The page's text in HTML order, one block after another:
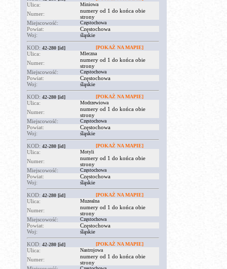
Ulica: Miniowa
Numer:
numery od 1 do końca obie
strony
Miejscowość:
Częstochowa
Powiat:
Częstochowa
Woj:
śląskie
KOD: 42-280 [id] [POKAŻ NA MAPIE]
Ulica: Mleczna
Numer:
numery od 1 do końca obie
strony
Miejscowość:
Częstochowa
Powiat:
Częstochowa
Woj:
śląskie
KOD: 42-280 [id] [POKAŻ NA MAPIE]
Ulica: Modrzewiowa
Numer:
numery od 1 do końca obie
strony
Miejscowość:
Częstochowa
Powiat:
Częstochowa
Woj:
śląskie
KOD: 42-280 [id] [POKAŻ NA MAPIE]
Ulica: Motyli
Numer:
numery od 1 do końca obie
strony
Miejscowość:
Częstochowa
Powiat:
Częstochowa
Woj:
śląskie
KOD: 42-280 [id] [POKAŻ NA MAPIE]
Ulica: Muzealna
Numer:
numery od 1 do końca obie
strony
Miejscowość:
Częstochowa
Powiat:
Częstochowa
Woj:
śląskie
KOD: 42-280 [id] [POKAŻ NA MAPIE]
Ulica: Nastrojowa
Numer:
numery od 1 do końca obie
strony